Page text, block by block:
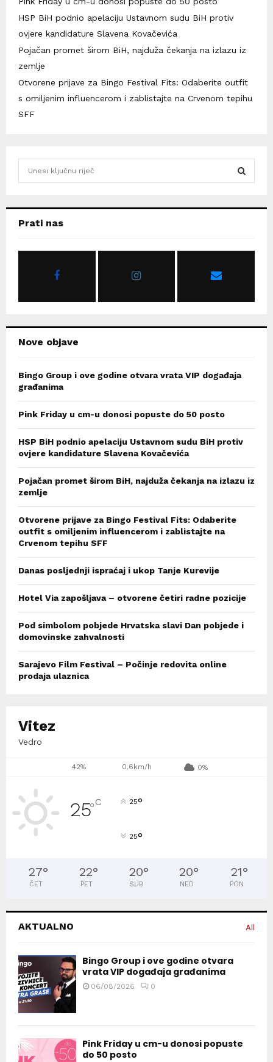
HSP BiH podnio apelaciju Ustavnom sudu BiH protiv
ovjere kandidature Slavena Kovačevića
Pojačan promet širom BiH, najduža čekanja na izlazu iz
zemlje
Otvorene prijave za Bingo Festival Fits: Odaberite outfit
s omiljenim influencerom i zablistajte na Crvenom tepihu
SFF
hPrati nas
Nove objave
Bingo Group i ove godine otvara vrata VIP događaja
građanima
Pink Friday u cm-u donosi popuste do 50 posto
HSP BiH podnio apelaciju Ustavnom sudu BiH protiv
ovjere kandidature Slavena Kovačevića
Pojačan promet širom BiH, najduža čekanja na izlazu iz
zemlje
Otvorene prijave za Bingo Festival Fits: Odaberite
outfit s omiljenim influencerom i zablistajte na
Crvenom tepihu SFF
Danas posljednji ispraćaj i ukop Tanje Kurevije
Hotel Via zapošljava – otvorene četiri radne pozicije
Pod simbolom pobjede Hrvatska slavi Dan pobjede i
domovinske zahvalnosti
Sarajevo Film Festival – Počinje redovita online
prodaja ulaznica
Vitez
Vedro
42% 0.6km/h 0%
25°C 25°
25°
27°
ČET
22°
PET
20°
SUB
20°
NED
21°
PON
AKTUALNO All
Bingo Group i ove godine otvara
vrata VIP događaja građanima
06/08/2026 0
Pink Friday u cm-u donosi popuste
do 50 posto